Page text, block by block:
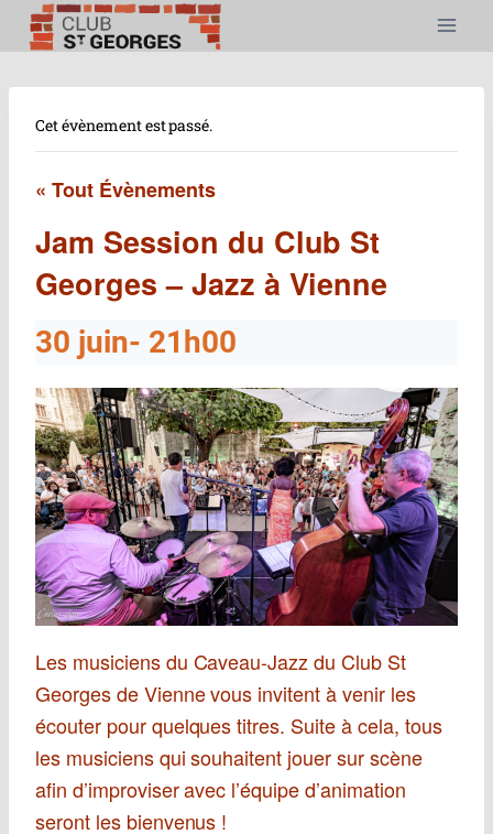
Aller
contenu
Cet évènement est passé.
« Tout Évènements
Jam Session du Club St
Georges – Jazz à Vienne
30 juin- 21h00
Les musiciens du Caveau-Jazz du Club St
Georges de Vienne vous invitent à venir les
écouter pour quelques titres. Suite à cela, tous
les musiciens qui souhaitent jouer sur scène
afin d’improviser avec l’équipe d’animation
seront les bienvenus !